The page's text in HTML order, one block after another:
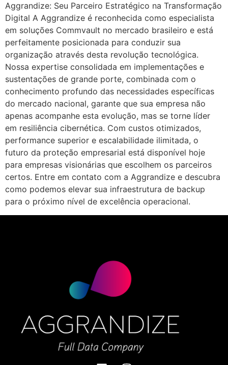
Aggrandize: Seu Parceiro Estratégico na Transformação
Digital A Aggrandize é reconhecida como especialista
em soluções Commvault no mercado brasileiro e está
perfeitamente posicionada para conduzir sua
organização através desta revolução tecnológica.
Nossa expertise consolidada em implementações e
sustentações de grande porte, combinada com o
conhecimento profundo das necessidades específicas
do mercado nacional, garante que sua empresa não
apenas acompanhe esta evolução, mas se torne líder
em resiliência cibernética. Com custos otimizados,
performance superior e escalabilidade ilimitada, o
futuro da proteção empresarial está disponível hoje
para empresas visionárias que escolhem os parceiros
certos. Entre em contato com a Aggrandize e descubra
como podemos elevar sua infraestrutura de backup
para o próximo nível de excelência operacional.